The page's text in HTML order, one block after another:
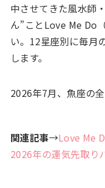
中させてきた風水師
ん”ことLove Me Do
い。12星座別に毎月
します。
2026年7月、魚座の
関連記事→Love Me
2026年の運気先取り